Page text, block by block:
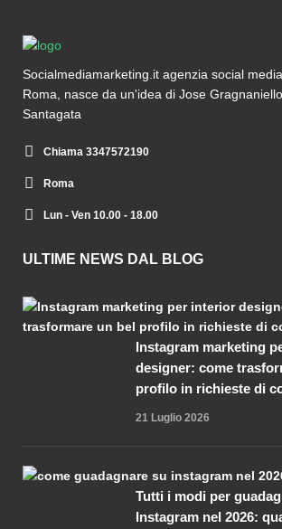
Socialmediamarketing.it agenzia social
Roma, nasce da un'idea di Jose
Santagata
Chiama 3347572190
Roma
Lun - Ven 10.00 - 18.00
ULTIME NEWS DAL BLOG
Instagram marketing
designer: come
profilo in richieste di
21 Luglio 2026
Tutti i modi per
Instagram nel 2026: